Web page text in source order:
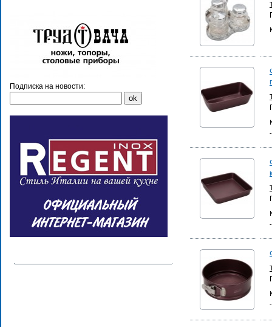
Подписка на новости: